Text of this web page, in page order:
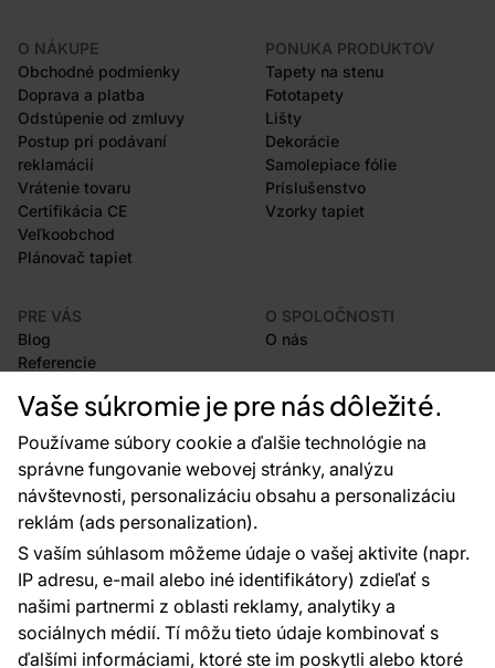
Vaše súkromie je pre nás dôležité.
Používame súbory cookie a ďalšie technológie na
správne fungovanie webovej stránky, analýzu
návštevnosti, personalizáciu obsahu a personalizáciu
reklám (ads personalization).
S vaším súhlasom môžeme údaje o vašej aktivite (napr.
IP adresu, e-mail alebo iné identifikátory) zdieľať s
našimi partnermi z oblasti reklamy, analytiky a
sociálnych médií. Tí môžu tieto údaje kombinovať s
ďalšími informáciami, ktoré ste im poskytli alebo ktoré
O NÁKUPE
Obchodné podmienky
Doprava a platba
Odstúpenie od zmluvy
Postup pri podávaní
reklamácií
Vrátenie tovaru
Certifikácia CE
Veľkoobchod
Plánovač tapiet
PONUKA PRODUKTOV
Tapety na stenu
Fototapety
Lišty
Dekorácie
Samolepiace fólie
Príslušenstvo
Vzorky tapiet
PRE VÁS
Blog
Referencie
Rady a tipy
Najčastejšie otázky
O SPOLOČNOSTI
O nás
Kontakty
Sme tu pre vás 24 hodín denne, 7 dní v
týždni
+420 777 004 021
info@vavex.cz